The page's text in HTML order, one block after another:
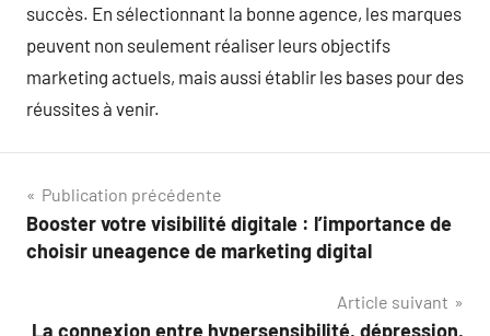
succès. En sélectionnant la bonne agence, les marques
peuvent non seulement réaliser leurs objectifs
marketing actuels, mais aussi établir les bases pour des
réussites à venir.
Navigation
de
Publication précédente
Booster votre visibilité digitale : l’importance de
choisir uneagence de marketing digital
Article suivant
La connexion entre hypersensibilité, dépression,